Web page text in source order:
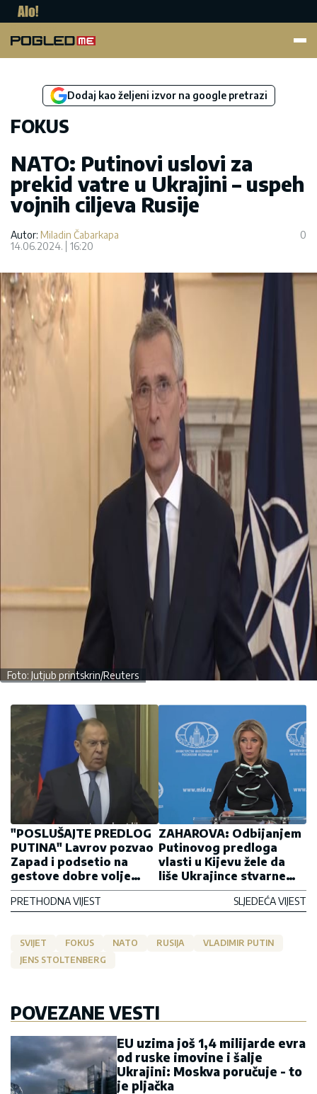
Dodaj kao željeni izvor na google pretrazi
FOKUS
NATO: Putinovi uslovi za
prekid vatre u Ukrajini – uspeh
vojnih ciljeva Rusije
Autor: Miladin Čabarkapa
14.06.2024.
16:20
0
Foto: Jutjub printskrin/Reuters
"POSLUŠAJTE PREDLOG
PUTINA" Lavrov pozvao
Zapad i podsetio na
gestove dobre volje
koje je ponudila Rusija
PRETHODNA VIJEST
ZAHAROVA: Odbijanjem
Putinovog predloga
vlasti u Kijevu žele da
liše Ukrajince stvarne
šanse za mir
SLJEDEĆA VIJEST
SVIJET FOKUS NATO RUSIJA
VLADIMIR PUTIN
JENS STOLTENBERG
POVEZANE VESTI
EU uzima još 1,4 milijarde evra
od ruske imovine i šalje
Ukrajini: Moskva poručuje - to
je pljačka